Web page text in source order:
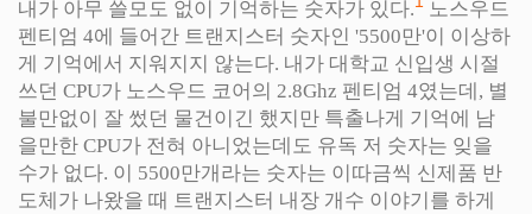
내가 아무 쓸모도 없이 기억하는 숫자가 있다.
노스우드
펜티엄 4에 들어간 트랜지스터 숫자인 '5500만'이 이상하
게 기억에서 지워지지 않는다. 내가 대학교 신입생 시절
쓰던 CPU가 노스우드 코어의 2.8Ghz 펜티엄 4였는데, 별
불만없이 잘 썼던 물건이긴 했지만 특출나게 기억에 남
을만한 CPU가 전혀 아니었는데도 유독 저 숫자는 잊을
수가 없다. 이 5500만개라는 숫자는 이따금씩 신제품 반
도체가 나왔을 때 트랜지스터 내장 개수 이야기를 하게